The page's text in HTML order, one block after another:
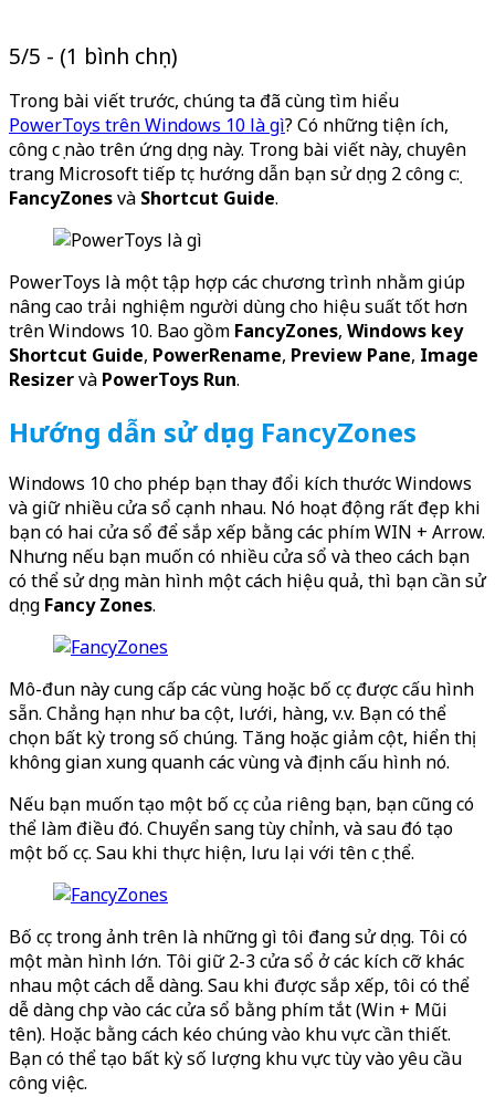
5/5 - (1 bình chọn)
Trong bài viết trước, chúng ta đã cùng tìm hiểu
PowerToys trên Windows 10 là gì? Có những tiện ích,
công cụ nào trên ứng dụng này. Trong bài viết này, chuyên
trang Microsoft tiếp tục hướng dẫn bạn sử dụng 2 công cụ:
FancyZonesvà Shortcut Guide.
PowerToys là một tập hợp các chương trình nhằm giúp
nâng cao trải nghiệm người dùng cho hiệu suất tốt hơn
trên Windows 10. Bao gồm FancyZones, Windows key
Shortcut Guide, PowerRename, Preview Pane, Image
Resizervà PowerToys Run.
Hướng dẫn sử dụng FancyZones
Windows 10 cho phép bạn thay đổi kích thước Windows
và giữ nhiều cửa sổ cạnh nhau. Nó hoạt động rất đẹp khi
bạn có hai cửa sổ để sắp xếp bằng các phím WIN + Arrow.
Nhưng nếu bạn muốn có nhiều cửa sổ và theo cách bạn
có thể sử dụng màn hình một cách hiệu quả, thì bạn cần sử
dụng Fancy Zones.
Mô-đun này cung cấp các vùng hoặc bố cục được cấu hình
sẵn. Chẳng hạn như ba cột, lưới, hàng, v.v. Bạn có thể
chọn bất kỳ trong số chúng. Tăng hoặc giảm cột, hiển thị
không gian xung quanh các vùng và định cấu hình nó.
Nếu bạn muốn tạo một bố cục của riêng bạn, bạn cũng có
thể làm điều đó. Chuyển sang tùy chỉnh, và sau đó tạo
một bố cục. Sau khi thực hiện, lưu lại với tên cụ thể.
Bố cục trong ảnh trên là những gì tôi đang sử dụng. Tôi có
một màn hình lớn. Tôi giữ 2-3 cửa sổ ở các kích cỡ khác
nhau một cách dễ dàng. Sau khi được sắp xếp, tôi có thể
dễ dàng chụp vào các cửa sổ bằng phím tắt (Win + Mũi
tên). Hoặc bằng cách kéo chúng vào khu vực cần thiết.
Bạn có thể tạo bất kỳ số lượng khu vực tùy vào yêu cầu
công việc.